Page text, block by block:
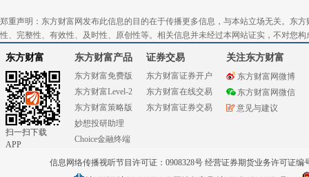
郑重声明：东方财富网发布此信息的目的在于传播更多信息，与本站立场无关。东
性、完整性、有效性、及时性、原创性等。相关信息并未经过本网站证实，不对您
东方财富
扫一扫下载
APP
东方财富产品
东方财富免费版
东方财富Level-2
东方财富策略版
妙想投研助理
Choice金融终端
证券交易
东方财富证券开户
东方财富在线交易
东方财富证券交易
关注东方财富
东方财富网微博
东方财富网微信
意见与建议
信息网络传播视听节目许可证：0908328号 经营证券期货业务许可证编